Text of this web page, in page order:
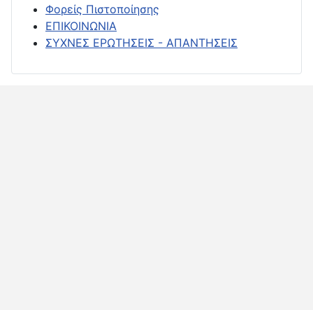
Φορείς Πιστοποίησης
ΕΠΙΚΟΙΝΩΝΙΑ
ΣΥΧΝΕΣ ΕΡΩΤΗΣΕΙΣ - ΑΠΑΝΤΗΣΕΙΣ